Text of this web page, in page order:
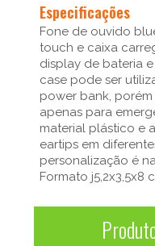
Especificações
Fone de ouvido
touch e caixa
display de bateria
case pode ser
power bank,
apenas para
material plástico e
eartips em
personalização é
Formato j5,2x3,5x8